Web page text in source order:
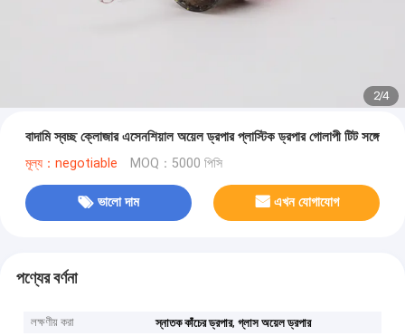
2/4
বাদামি স্বচ্ছ ক্লোজার এসেনশিয়াল অয়েল ড্রপার প্লাস্টিক ড্রপার গোলাপী টিট সঙ্গে
মূল্য：negotiable MOQ：5000 পিসি
ভালো দাম এখন যোগাযোগ
পণ্যের বর্ণনা
লক্ষণীয় করা স্নাতক কাঁচের ড্রপার,গ্লাস অয়েল ড্রপার